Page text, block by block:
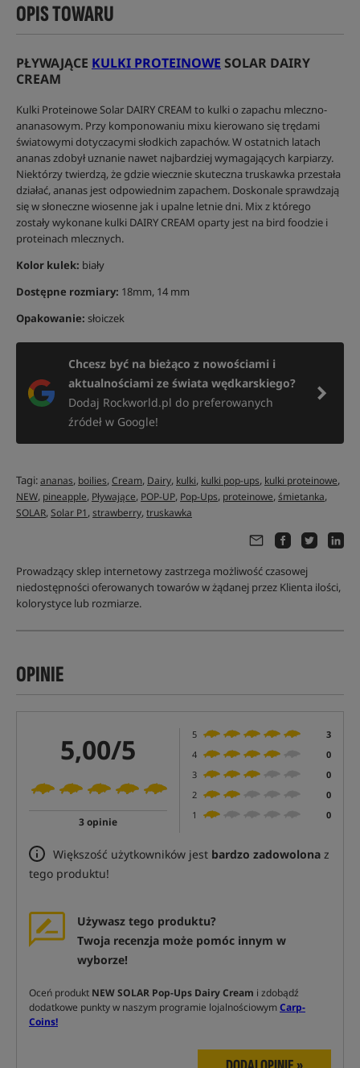
OPIS TOWARU
PŁYWAJĄCE KULKI PROTEINOWE SOLAR DAIRY
CREAM
Kulki Proteinowe Solar DAIRY CREAM to kulki o zapachu mleczno-
ananasowym. Przy komponowaniu mixu kierowano się trędami
światowymi dotyczacymi słodkich zapachów. W ostatnich latach
ananas zdobył uznanie nawet najbardziej wymagających karpiarzy.
Niektórzy twierdzą, że gdzie wiecznie skuteczna truskawka przestała
działać, ananas jest odpowiednim zapachem. Doskonale sprawdzają
się w słoneczne wiosenne jak i upalne letnie dni. Mix z którego
zostały wykonane kulki DAIRY CREAM oparty jest na bird foodzie i
proteinach mlecznych.
Kolor kulek: biały
Dostępne rozmiary: 18mm, 14 mm
Opakowanie: słoiczek
Chcesz być na bieżąco z nowościami i
aktualnościami ze świata wędkarskiego?
Dodaj Rockworld.pl do preferowanych
źródeł w Google!
Tagi:ananas, boilies,Cream, Dairy, kulki, kulki pop-ups, kulki proteinowe,
NEW, pineapple, Pływające, POP-UP, Pop-Ups, proteinowe,śmietanka,
SOLAR,Solar P1,strawberry,truskawka
Prowadzący sklep internetowy zastrzega możliwość czasowej
niedostępności oferowanych towarów w żądanej przez Klienta ilości,
kolorystyce lub rozmiarze.
OPINIE
5,00/5
3 opinie
5
3
4
0
3
0
2
0
1
0
Większość użytkowników jest bardzo zadowolona z
tego produktu!
Używasz tego produktu?
Twoja recenzja może pomóc innym w
wyborze!
Oceń produkt NEW SOLAR Pop-Ups Dairy Cream i zdobądź
dodatkowe punkty w naszym programie lojalnościowymCarp-
Coins!